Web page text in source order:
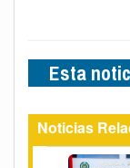
Esta
Noticias